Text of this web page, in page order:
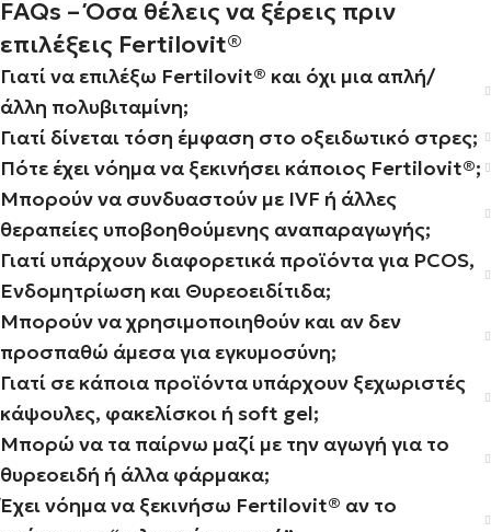
FAQs – Όσα θέλεις να ξέρεις πριν
επιλέξεις Fertilovit®
Γιατί να επιλέξω Fertilovit® και όχι μια απλή/
άλλη πολυβιταμίνη;
Γιατί δίνεται τόση έμφαση στο οξειδωτικό στρες;
Πότε έχει νόημα να ξεκινήσει κάποιος Fertilovit®;
Μπορούν να συνδυαστούν με IVF ή άλλες
θεραπείες υποβοηθούμενης αναπαραγωγής;
Γιατί υπάρχουν διαφορετικά προϊόντα για PCOS,
Ενδομητρίωση και Θυρεοειδίτιδα;
Μπορούν να χρησιμοποιηθούν και αν δεν
προσπαθώ άμεσα για εγκυμοσύνη;
Γιατί σε κάποια προϊόντα υπάρχουν ξεχωριστές
κάψουλες, φακελίσκοι ή soft gel;
Μπορώ να τα παίρνω μαζί με την αγωγή για το
θυρεοειδή ή άλλα φάρμακα;
Έχει νόημα να ξεκινήσω Fertilovit® αν το